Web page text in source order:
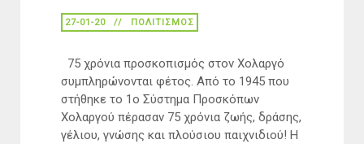
27-01-20 ΠΟΛΙΤΙΣΜΟΣ
75 χρόνια προσκοπισμός στον Χολαργό
συμπληρώνονται φέτος. Από το 1945 που
στήθηκε το 1ο Σύστημα Προσκόπων
Χολαργού πέρασαν 75 χρόνια ζωής, δράσης,
γέλιου, γνώσης και πλούσιου παιχνιδιού! Η